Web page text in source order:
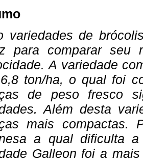
variedades de
para comparar seu
A variedade
ton/ha, o qual foi
de peso fresco
Além desta
mais compactas.
a qual dificulta
Galleon foi a